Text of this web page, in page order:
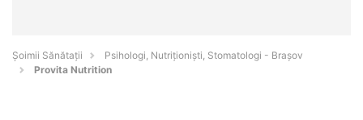
Şoimii Sănătații
Psihologi, Nutriționiști, Stomatologi - Braşov
Provita Nutrition